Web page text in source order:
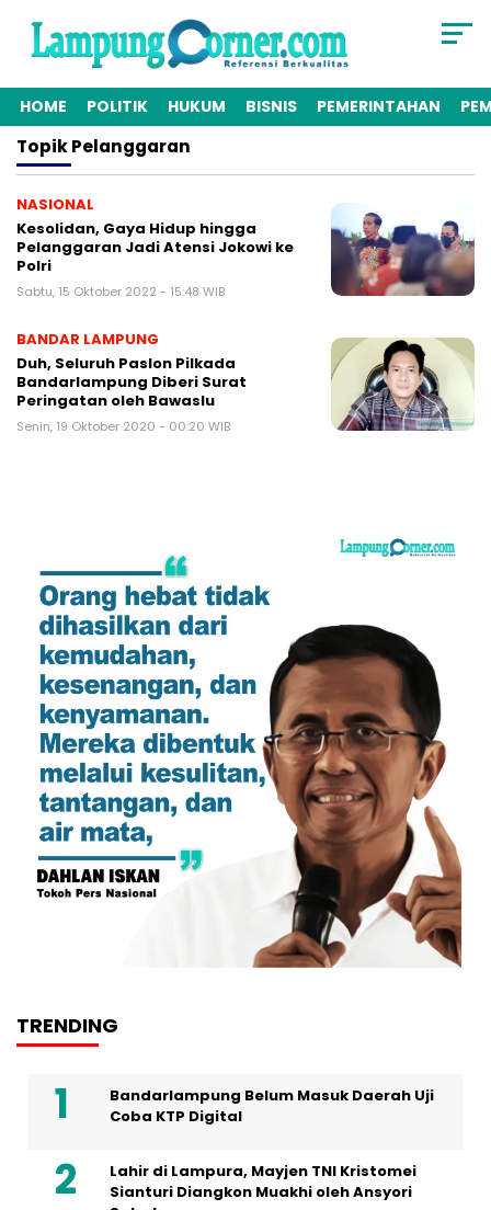
HOME POLITIK HUKUM BISNIS PEMERINTAHAN
TopikPelanggaran
NASIONAL
Kesolidan, Gaya Hidup hingga
Pelanggaran Jadi Atensi Jokowi ke
Polri
Sabtu, 15 Oktober 2022 - 15:48 WIB
BANDAR LAMPUNG
Duh, Seluruh Paslon Pilkada
Bandarlampung Diberi Surat
Peringatan oleh Bawaslu
Senin, 19 Oktober 2020 - 00:20 WIB
TRENDING
Bandarlampung Belum Masuk Daerah Uji
Coba KTP Digital
Lahir di Lampura, Mayjen TNI Kristomei
Sianturi Diangkon Muakhi oleh Ansyori